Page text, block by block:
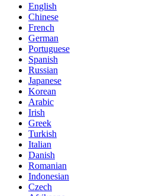
English
Chinese
French
German
Portuguese
Spanish
Russian
Japanese
Korean
Arabic
Irish
Greek
Turkish
Italian
Danish
Romanian
Indonesian
Czech